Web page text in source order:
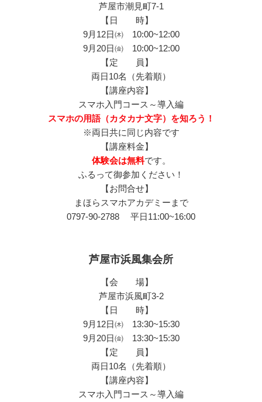
芦屋市潮見町7-1
【日 時】
9月12日㈭ 10:00~12:00
9月20日㈮ 10:00~12:00
【定 員】
両日10名（先着順）
【講座内容】
スマホ入門コース～導入編
スマホの用語（カタカナ文字）を知ろう！
※両日共に同じ内容です
【講座料金】
体験会は無料です。
ふるって御参加ください！
【お問合せ】
まほらスマホアカデミーまで
0797-90-2788 平日11:00~16:00
芦屋市浜風集会所
【会 場】
芦屋市浜風町3-2
【日 時】
9月12日㈭ 13:30~15:30
9月20日㈮ 13:30~15:30
【定 員】
両日10名（先着順）
【講座内容】
スマホ入門コース～導入編